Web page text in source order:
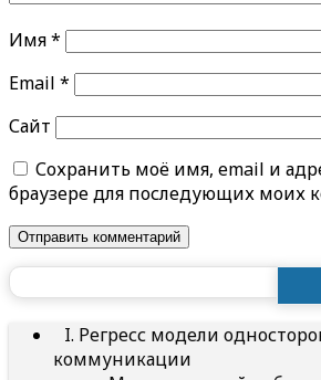
Имя*
Email *
Сайт
Сохранить моё имя, email и
браузере для последующих моих
I. Регресс модели
коммуникации